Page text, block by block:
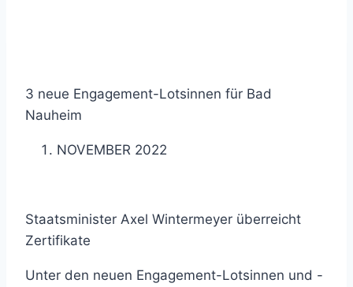
3 neue Engagement-Lotsinnen für Bad
Nauheim
NOVEMBER 2022
Staatsminister Axel Wintermeyer überreicht
Zertifikate
Unter den neuen Engagement-Lotsinnen und -